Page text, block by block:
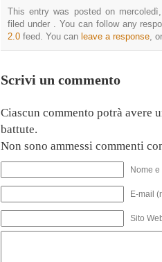
This entry was posted on
filed under . You can follow any
2.0 feed. You can leave a response ,
Scrivi un commento
Ciascun commento potrà avere
battute.
Non sono ammessi commenti
Nome
E-mail
Sito